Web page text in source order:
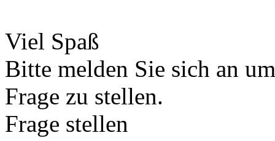
Viel Spaß
Bitte melden Sie sich an
Frage zu stellen.
Frage stellen